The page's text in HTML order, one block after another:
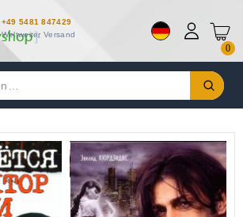
+49 5481 847429
Weltweiter Versand
0